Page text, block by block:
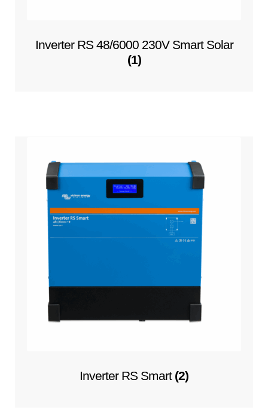
Inverter RS 48/6000 230V Smart Solar
(1)
Inverter RS Smart (2)